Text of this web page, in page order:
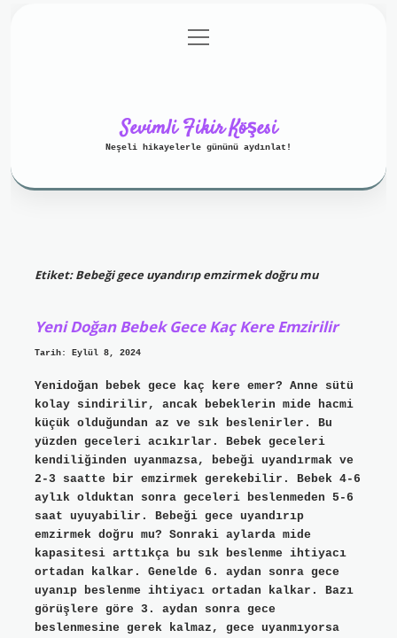
Gizlilik Politikası
menüyü
aç
Sevimli Fikir Köşesi
Neşeli hikayelerle gününü aydınlat!
Etiket:Bebeği gece uyandırıp emzirmek doğru mu
Yeni Doğan Bebek Gece Kaç Kere Emzirilir
Tarih: Eylül 8, 2024
Yenidoğan bebek gece kaç kere emer? Anne sütü
kolay sindirilir, ancak bebeklerin mide hacmi
küçük olduğundan az ve sık beslenirler. Bu
yüzden geceleri acıkırlar. Bebek geceleri
kendiliğinden uyanmazsa, bebeği uyandırmak ve
2-3 saatte bir emzirmek gerekebilir. Bebek 4-6
aylık olduktan sonra geceleri beslenmeden 5-6
saat uyuyabilir. Bebeği gece uyandırıp
emzirmek doğru mu? Sonraki aylarda mide
kapasitesi arttıkça bu sık beslenme ihtiyacı
ortadan kalkar. Genelde 6. aydan sonra gece
uyanıp beslenme ihtiyacı ortadan kalkar. Bazı
görüşlere göre 3. aydan sonra gece
beslenmesine gerek kalmaz, gece uyanmıyorsa